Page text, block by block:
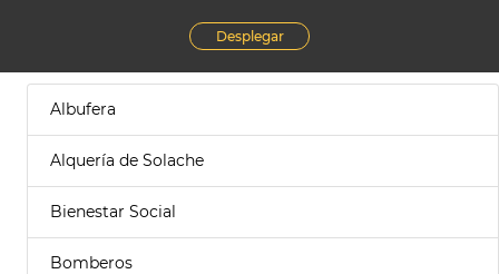
Desplegar
Albufera
Alquería de Solache
Bienestar Social
Bomberos